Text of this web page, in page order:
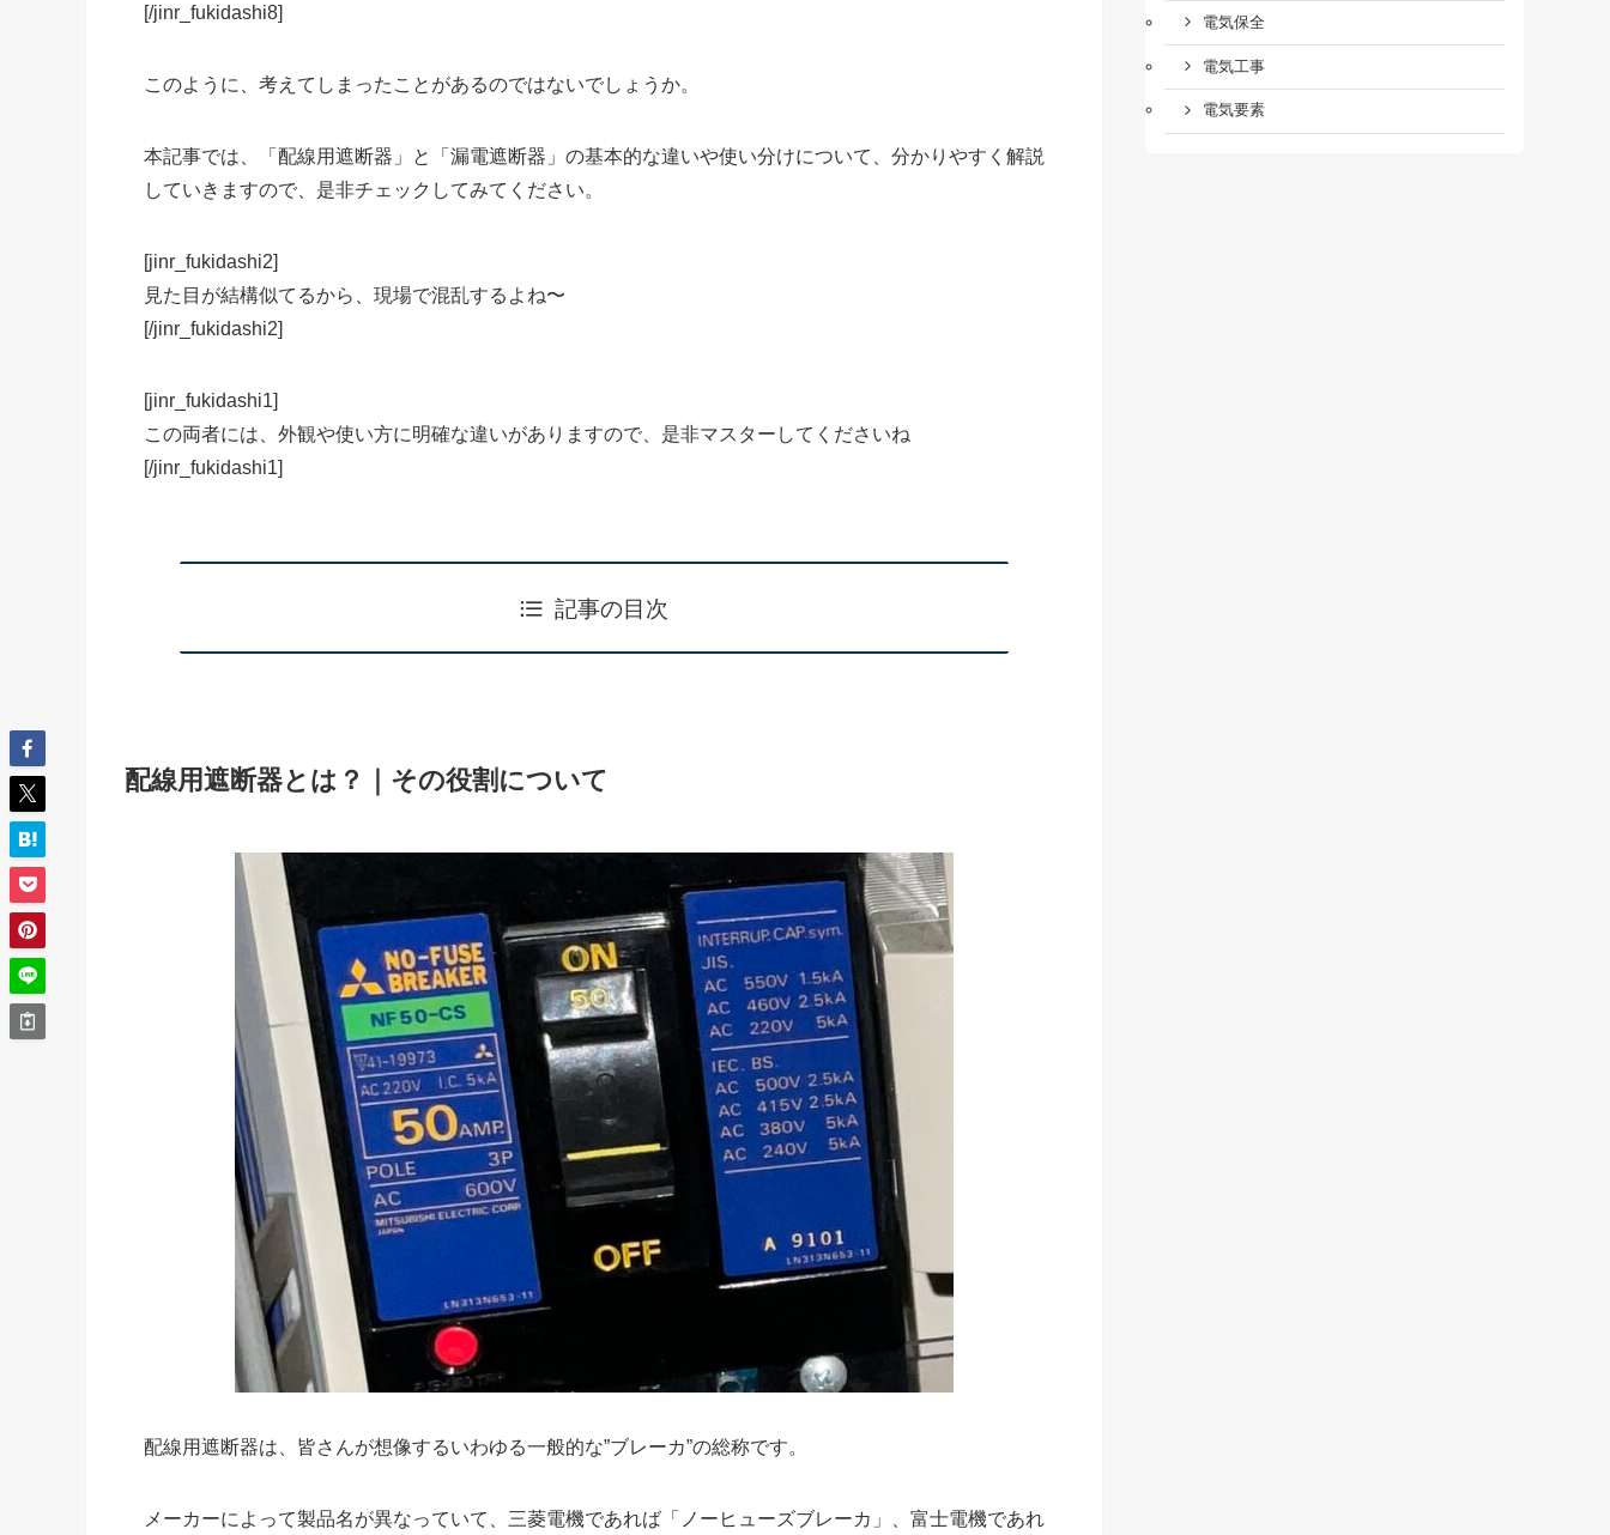
[/jinr_fukidashi8]
このように、考えてしまったことがあるのではないでしょうか。
本記事では、「配線用遮断器」と「漏電遮断器」の基本的な違いや使い分けについて、分かりやすく解説
していきますので、是非チェックしてみてください。
[jinr_fukidashi2]
見た目が結構似てるから、現場で混乱するよね〜
[/jinr_fukidashi2]
[jinr_fukidashi1]
この両者には、外観や使い方に明確な違いがありますので、是非マスターしてくださいね
[/jinr_fukidashi1]
記事の目次
配線用遮断器とは？｜その役割について
配線用遮断器は、皆さんが想像するいわゆる一般的な”ブレーカ”の総称です。
メーカーによって製品名が異なっていて、三菱電機であれば「ノーヒューズブレーカ」、富士電機であれ
電気保全
電気工事
電気要素